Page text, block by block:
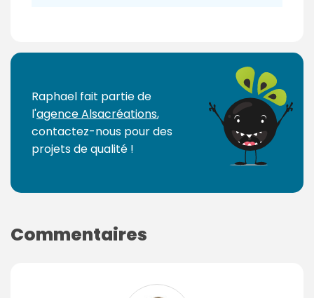
Raphael fait partie de
l'agence Alsacréations,
contactez-nous pour des
projets de qualité !
Commentaires